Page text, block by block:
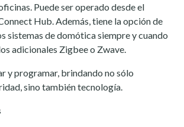
Puede ser operado desde el
Hub. Además, tiene la opción de
sistemas de domótica siempre y cuando
adicionales Zigbee o Zwave.
y programar, brindando no sólo
sino también tecnología.